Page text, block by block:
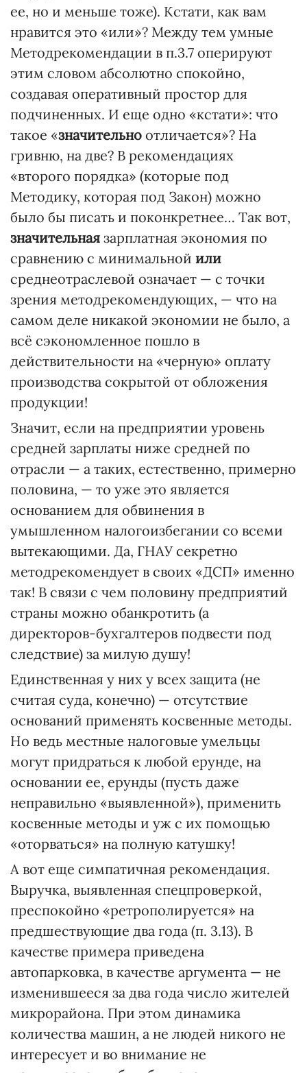
ее, но и меньше тоже). Кстати, как вам
нравится это «или»? Между тем умные
Методрекомендации в п.3.7 оперируют
этим словом абсолютно спокойно,
создавая оперативный простор для
подчиненных. И еще одно «кстати»: что
такое «значительно отличается»? На
гривню, на две? В рекомендациях
«второго порядка» (которые под
Методику, которая под Закон) можно
было бы писать и поконкретнее… Так вот,
значительная зарплатная экономия по
сравнению с минимальной или
среднеотраслевой означает — с точки
зрения методрекомендующих, — что на
самом деле никакой экономии не было, а
всё сэкономленное пошло в
действительности на «черную» оплату
производства сокрытой от обложения
продукции!
Значит, если на предприятии уровень
средней зарплаты ниже средней по
отрасли — а таких, естественно, примерно
половина, — то уже это является
основанием для обвинения в
умышленном налогоизбегании со всеми
вытекающими. Да, ГНАУ секретно
методрекомендует в своих «ДСП» именно
так! В связи с чем половину предприятий
страны можно обанкротить (а
директоров-бухгалтеров подвести под
следствие) за милую душу!
Единственная у них у всех защита (не
считая суда, конечно) — отсутствие
оснований применять косвенные методы.
Но ведь местные налоговые умельцы
могут придраться к любой ерунде, на
основании ее, ерунды (пусть даже
неправильно «выявленной»), применить
косвенные методы и уж с их помощью
«оторваться» на полную катушку!
А вот еще симпатичная рекомендация.
Выручка, выявленная спецпроверкой,
преспокойно «ретрополируется» на
предшествующие два года (п. 3.13). В
качестве примера приведена
автопарковка, в качестве аргумента — не
изменившееся за два года число жителей
микрорайона. При этом динамика
количества машин, а не людей никого не
интересует и во внимание не